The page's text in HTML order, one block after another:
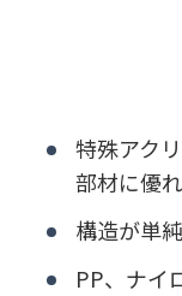
特殊アク
部材に優
構造が単
PP、ナイ